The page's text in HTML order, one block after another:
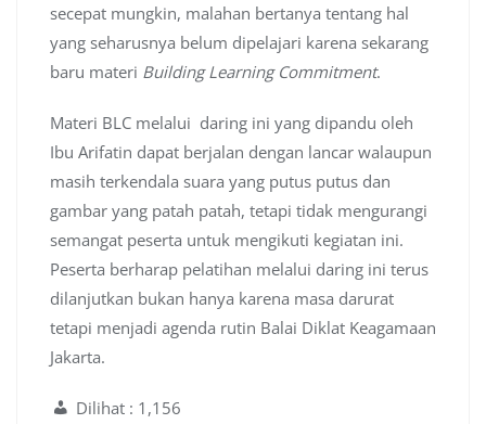
secepat mungkin, malahan bertanya tentang hal
yang seharusnya belum dipelajari karena sekarang
baru materi Building Learning Commitment.
Materi BLC melalui daring ini yang dipandu oleh
Ibu Arifatin dapat berjalan dengan lancar walaupun
masih terkendala suara yang putus putus dan
gambar yang patah patah, tetapi tidak mengurangi
semangat peserta untuk mengikuti kegiatan ini.
Peserta berharap pelatihan melalui daring ini terus
dilanjutkan bukan hanya karena masa darurat
tetapi menjadi agenda rutin Balai Diklat Keagamaan
Jakarta.
Dilihat : 1,156